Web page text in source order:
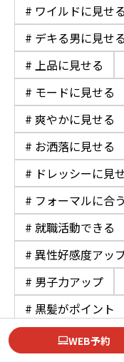
WEB予約
# ワイルドに見せる
# デキる男に見せる
# 上品に見せる
# モードに見せる
# 爽やかに見せる
# お洒落に見せる
# ドレッシーに見
# フォーマルに合う
# 就職活動できる
# 異性好感度アッ
# 男子力アップ
# 黒髪がポイント